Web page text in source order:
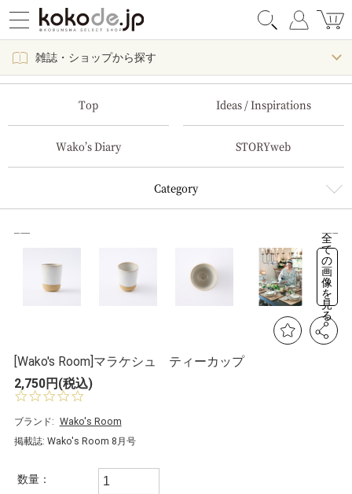
雑誌・ショップから探す
Top Ideas / Inspirations
Wako’s Diary STORYweb
Category
全
て
の
画
像
を
見
る
[Wako's Room]マラケシュ ティーカップ
2,750円(税込)
0.
s
t
a
ブランド: Wako's Room
掲載誌: Wako's Room 8月号
数量：